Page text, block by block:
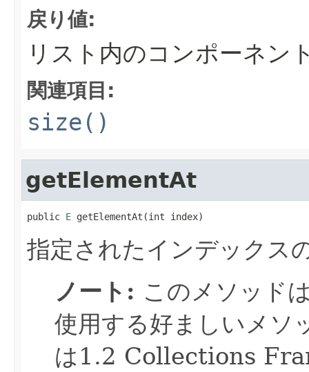
戻り値:
リスト内のコンポーネン
関連項目:
size()
getElementAt
public E getElementAt(int index)
指定されたインデックス
ノート: このメソッド
使用する好ましいメソ
は1.2 Collections